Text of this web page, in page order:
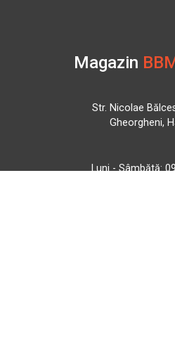
Magazin
Str. Nicolae
Gheorgheni,
Luni - Sâmbătă: